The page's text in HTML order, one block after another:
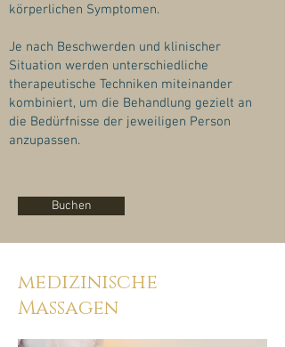
körperlichen Symptomen.
Je nach Beschwerden und klinischer
Situation werden unterschiedliche
therapeutische Techniken miteinander
kombiniert, um die Behandlung gezielt an
die Bedürfnisse der jeweiligen Person
anzupassen.
Buchen
medizinische
Massagen